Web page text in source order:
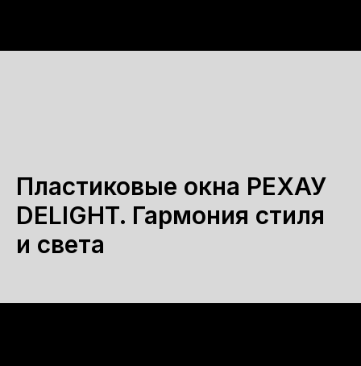
Пластиковые окна РЕХАУ
DELIGHT. Гармония стиля
и света